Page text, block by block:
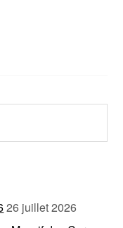
26 juillet 2026